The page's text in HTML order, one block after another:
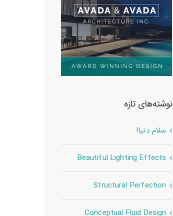
نوشته‌های تازه
سلام دنیا!
Beautiful Lighting Effects
Structural Perfection
Conceptual Fluid Design